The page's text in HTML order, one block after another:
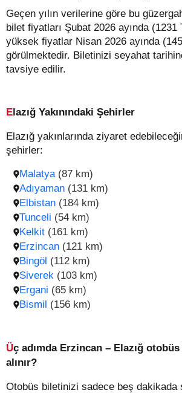
Geçen yılın verilerine göre bu
bilet fiyatları Şubat 2026 ayında
yüksek fiyatlar Nisan 2026 ayında
görülmektedir. Biletinizi seyahat
tavsiye edilir.
Elazığ Yakınındaki Şehirler
Elazığ yakınlarında ziyaret
şehirler:
Malatya (87 km)
Erzincan (121 km)
Adıyaman (131 km)
Bingöl (112 km)
Elbistan (184 km)
Siverek (103 km)
Tunceli (54 km)
Ergani (65 km)
Kelkit (161 km)
Bismil (156 km)
Üç adımda Erzincan – Elazığ otobüs bileti nasıl
alınır?
Otobüs biletinizi sadece beş dakikada